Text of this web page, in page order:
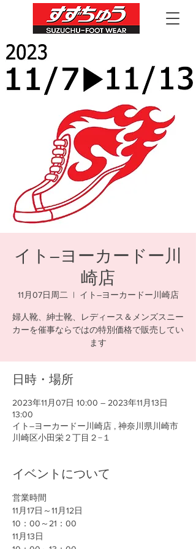
イト―ヨーカードー川
崎店
11月07日周二
  |
イト―ヨーカードー川崎店
婦人靴、紳士靴、レディース＆メンズスニー
カーを催事ならではの特別価格で販売してい
ます
日時・場所
2023年11月07日 10:00 – 2023年11月13日
13:00
イト―ヨーカードー川崎店 , 神奈川県川崎市
川崎区小田栄２丁目２−１
イベントについて
営業時間
11月17日～11月12日
10：00～21：00
11月13日